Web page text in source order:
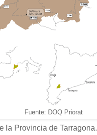
Fuente: DOQ Priorat
la Provincia de Tarragona.